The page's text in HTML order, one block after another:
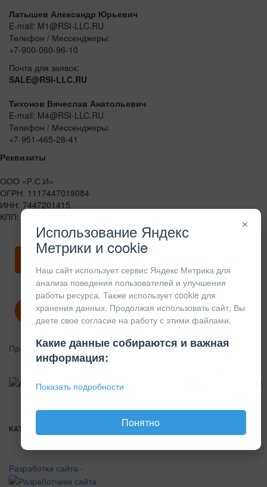
Латышев Александр Юрьевич
E-mail: M1@RSI-LLC.RU
Телефон / Мессенджеры:
+7-900-060-96-10
Почта для заявок:
SALE@RSI-LLC.RU
Тихонов Вячеслав Анатольевич
E-mail: M4@RSI-LLC.RU
Телефон / Мессенджеры:
+7-951-465-28-41
Реквизиты
ООО «Р.С.И»
ОГРН: 1117447019084
ИНН: 7447201415
КПП: 744701001
Скачать карточку предприятия
Политика конфиденциальности
Правила возврата
КОНСТРУКЦИОННЫЙ
КАТАЛОГ ВАКАНСИИ
Разработка сайта -
×
Использование Яндекс
Метрики и cookie
Наш сайт использует сервис Яндекс Метрика для
анализа поведения пользователей и улучшения
работы ресурса. Также использует cookie для
хранения данных. Продолжая использовать сайт, Вы
даете свое согласие на работу с этими файлами.
Какие данные собираются и важная
информация:
Показать подробности
Понятно